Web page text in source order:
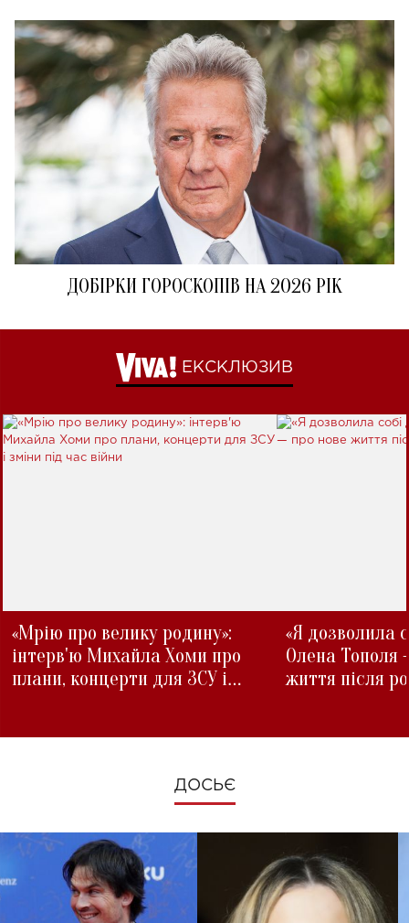
ДОБІРКИ ГОРОСКОПІВ НА 2026 РІК
ЕКСКЛЮЗИВ
«Мрію про велику родину»:
інтерв'ю Михайла Хоми про
плани, концерти для ЗСУ і
«Я дозволила
Олена Тополя
життя після
ДОСЬЄ